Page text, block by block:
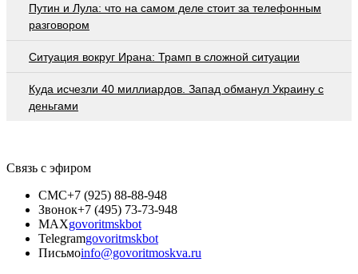
Путин и Лула: что на самом деле стоит за телефонным
разговором
Ситуация вокруг Ирана: Трамп в сложной ситуации
Куда исчезли 40 миллиардов. Запад обманул Украину с
деньгами
Связь с эфиром
СМС+7 (925) 88-88-948
Звонок+7 (495) 73-73-948
MAXgovoritmskbot
Telegramgovoritmskbot
Письмоinfo@govoritmoskva.ru